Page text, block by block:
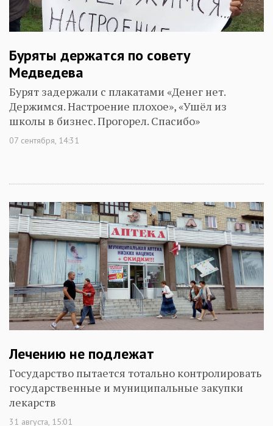
Буряты держатся по совету
Медведева
Бурят задержали с плакатами «Денег нет.
Держимся. Настроение плохое», «Ушёл из
школы в бизнес. Прогорел. Спасибо»
07 сентября, 14:31
Лечению не подлежат
Государство пытается тотально контролировать
государственные и муниципальные закупки
лекарств
31 августа, 15:01